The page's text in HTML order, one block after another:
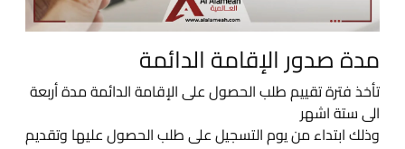
مدة صدور الإقامة الدائمة
تأخذ فترة تقييم طلب الحصول على الإقامة الدائمة مدة أربعة
الى ستة اشهر
وذلك ابتداء من يوم التسجيل على طلب الحصول عليها وتقديم